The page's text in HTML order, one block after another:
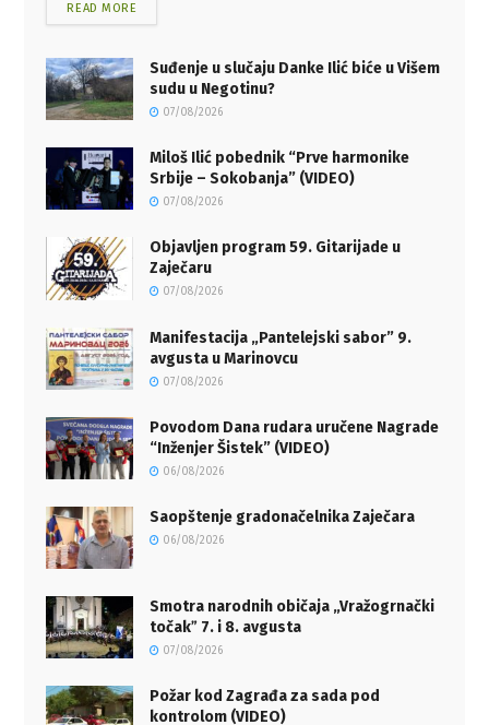
READ MORE
Suđenje u slučaju Danke Ilić biće u Višem
sudu u Negotinu?
07/08/2026
Miloš Ilić pobednik “Prve harmonike
Srbije – Sokobanja” (VIDEO)
07/08/2026
Objavljen program 59. Gitarijade u
Zaječaru
07/08/2026
Manifestacija „Pantelejski sabor” 9.
avgusta u Marinovcu
07/08/2026
Povodom Dana rudara uručene Nagrade
“Inženjer Šistek” (VIDEO)
06/08/2026
Saopštenje gradonačelnika Zaječara
06/08/2026
Smotra narodnih običaja „Vražogrnački
točakˮ 7. i 8. avgusta
07/08/2026
Požar kod Zagrađa za sada pod
kontrolom (VIDEO)